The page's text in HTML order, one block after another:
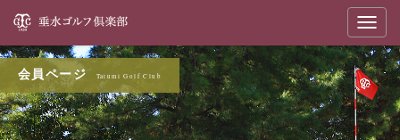
T
g
g
l
e
n
a
v
i
垂
会員ページ